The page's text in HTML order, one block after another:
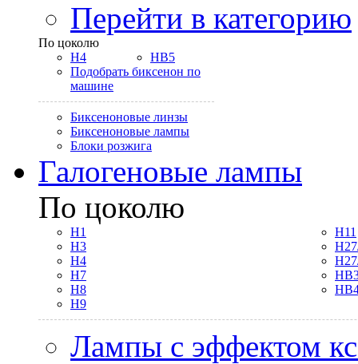
Перейти в категорию
По цоколю
H4
HB5
Подобрать биксенон по
машине
Биксеноновые линзы
Биксеноновые лампы
Блоки розжига
Галогеновые лампы
По цоколю
H1
H3
H4
H7
H8
H9
H11
Лампы с эффектом